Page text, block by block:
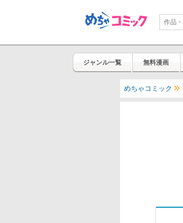
ジャンル一覧 無料漫画
めちゃコミック